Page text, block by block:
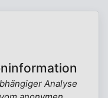
Analyse